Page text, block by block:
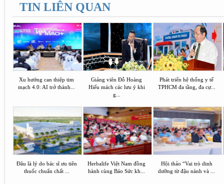
TIN LIÊN QUAN
Xu hướng can thiệp tim
mạch 4.0: AI trở thành...
Giảng viên Đỗ Hoàng
Hiếu mách các lưu ý khi
g...
Phát triển hệ thống y tế
TPHCM đa tầng, đa cự...
Đâu là lý do bác sĩ ưu tiên
thuốc chuẩn chất ...
Herbalife Việt Nam đồng
hành cùng Báo Sức kh...
Hội thảo “Vai trò dinh
dưỡng từ đậu nành và ...